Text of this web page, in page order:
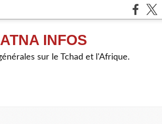
INFOS
sur le Tchad et l'Afrique.